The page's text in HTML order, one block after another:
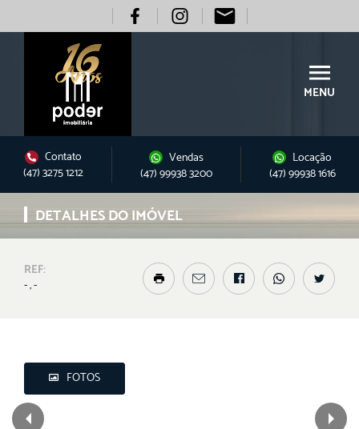
MENU
Contato
(47) 3275 1212
Vendas
(47) 99938 3200
Locação
(47) 99938 1616
DETALHES DO IMÓVEL
REF:
- , -
FOTOS